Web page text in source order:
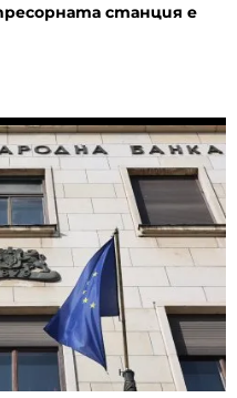
станция е